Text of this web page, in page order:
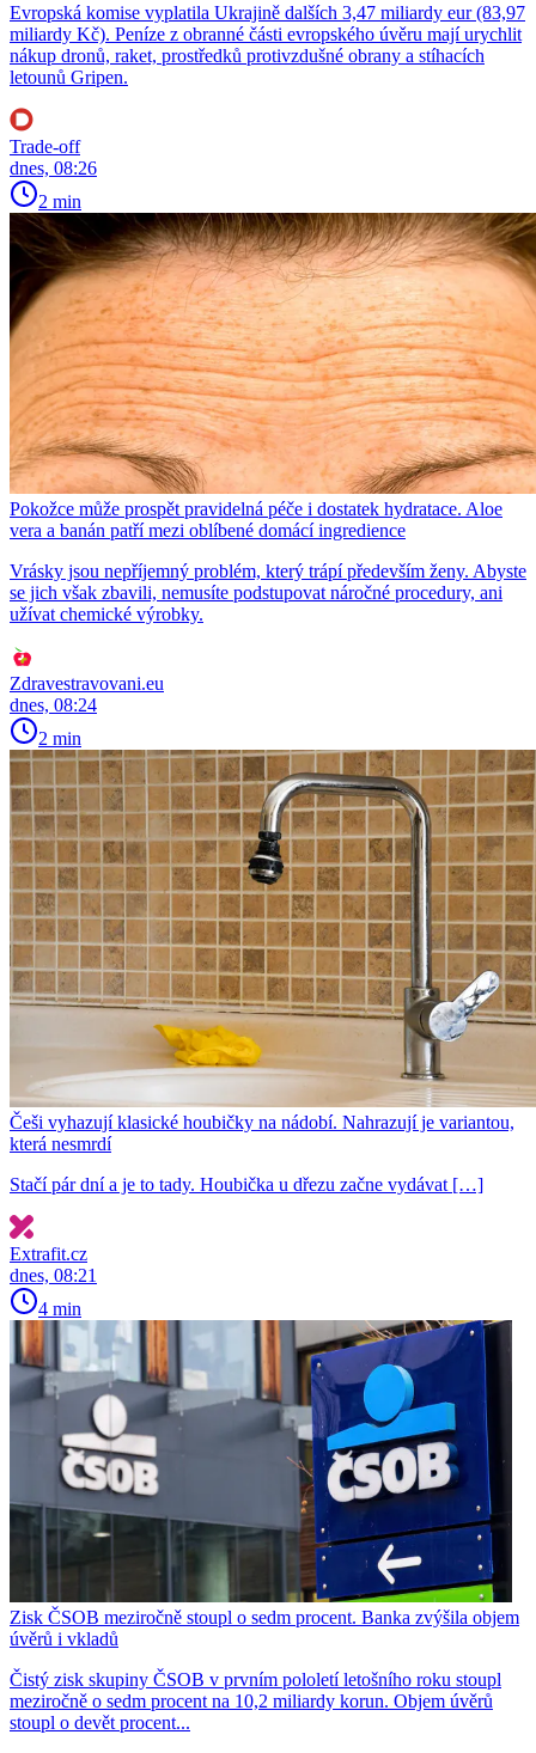
Evropská komise vyplatila Ukrajině dalších 3,47 miliardy eur (83,97
miliardy Kč). Peníze z obranné části evropského úvěru mají urychlit
nákup dronů, raket, prostředků protivzdušné obrany a stíhacích
letounů Gripen.
Trade-off
dnes, 08:26
2 min
Pokožce může prospět pravidelná péče i dostatek hydratace. Aloe
vera a banán patří mezi oblíbené domácí ingredience
Vrásky jsou nepříjemný problém, který trápí především ženy. Abyste
se jich však zbavili, nemusíte podstupovat náročné procedury, ani
užívat chemické výrobky.
Zdravestravovani.eu
dnes, 08:24
2 min
Češi vyhazují klasické houbičky na nádobí. Nahrazují je variantou,
která nesmrdí
Stačí pár dní a je to tady. Houbička u dřezu začne vydávat […]
Extrafit.cz
dnes, 08:21
4 min
Zisk ČSOB meziročně stoupl o sedm procent. Banka zvýšila objem
úvěrů i vkladů
Čistý zisk skupiny ČSOB v prvním pololetí letošního roku stoupl
meziročně o sedm procent na 10,2 miliardy korun. Objem úvěrů
stoupl o devět procent...